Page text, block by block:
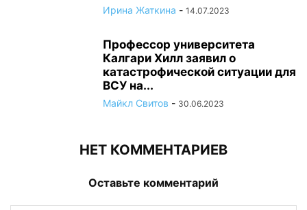
Ирина Жаткина - 14.07.2023
Профессор университета
Калгари Хилл заявил о
катастрофической ситуации для
ВСУ на...
Майкл Свитов - 30.06.2023
НЕТ КОММЕНТАРИЕВ
Оставьте комментарий